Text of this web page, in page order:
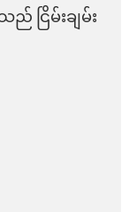
ငြိမ်းချမ်း